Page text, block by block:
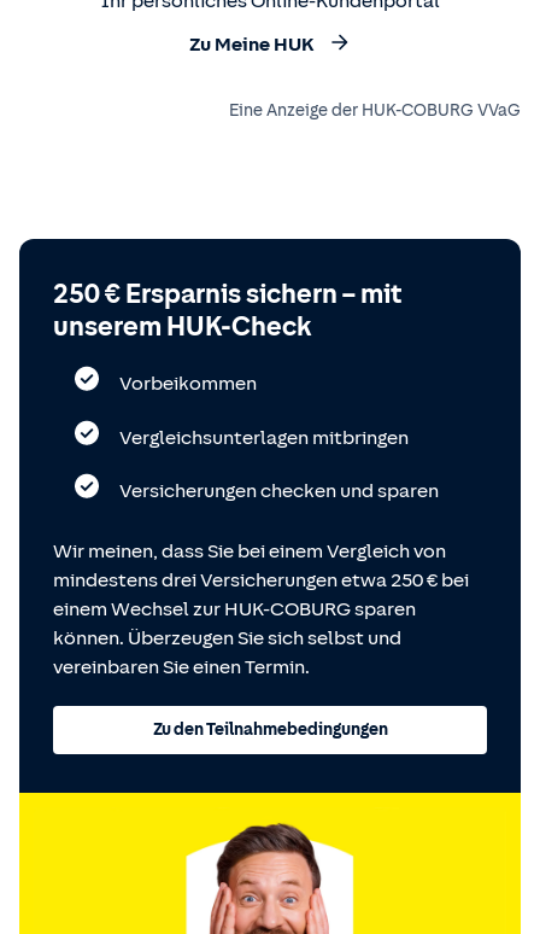
Zu Meine HUK
Eine Anzeige der HUK-COBURG VVaG
250 € Ersparnis sichern – mit
unserem HUK-Check
Vorbeikommen
Vergleichsunterlagen mitbringen
Versicherungen checken und sparen
Wir meinen, dass Sie bei einem Vergleich von
mindestens drei Versicherungen etwa 250 € bei
einem Wechsel zur HUK-COBURG sparen
können. Überzeugen Sie sich selbst und
vereinbaren Sie einen Termin.
Zu den Teilnahmebedingungen